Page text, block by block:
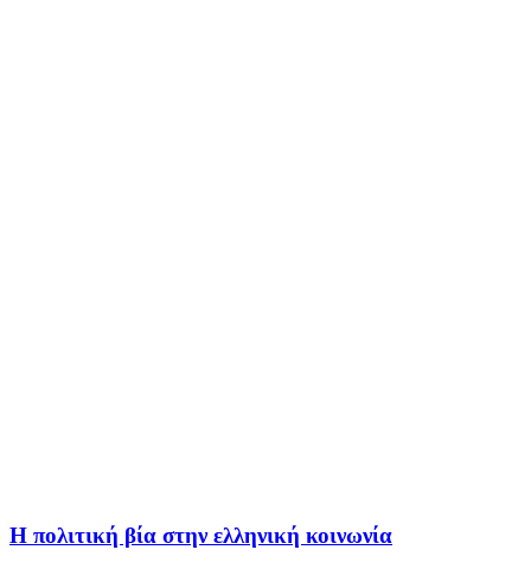
Η πολιτική βία στην ελληνική κοινωνία